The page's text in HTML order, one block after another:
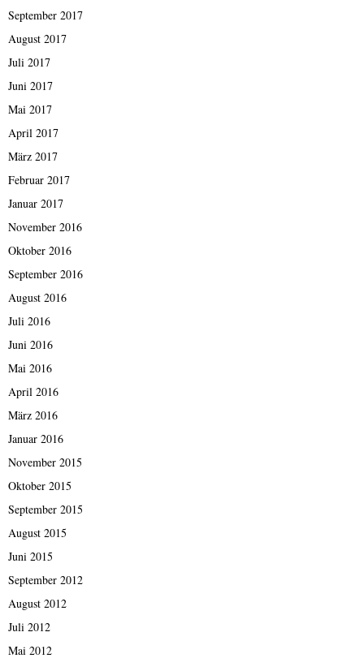
September 2017
August 2017
Juli 2017
Juni 2017
Mai 2017
April 2017
März 2017
Februar 2017
Januar 2017
November 2016
Oktober 2016
September 2016
August 2016
Juli 2016
Juni 2016
Mai 2016
April 2016
März 2016
Januar 2016
November 2015
Oktober 2015
September 2015
August 2015
Juni 2015
September 2012
August 2012
Juli 2012
Mai 2012